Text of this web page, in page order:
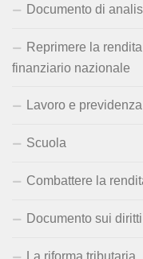
Documento di
Reprimere la
finanziario nazionale
Lavoro e
Scuola
Combattere la
Documento sui